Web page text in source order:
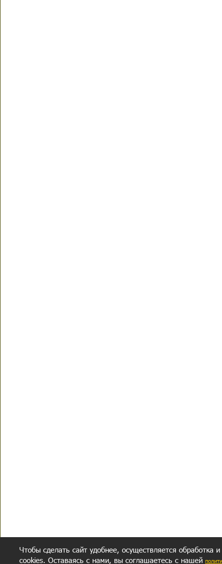
Чтобы сделать сайт удобнее, осуществляется обработка
cookies. Оставаясь с нами, вы соглашаетесь с нашей